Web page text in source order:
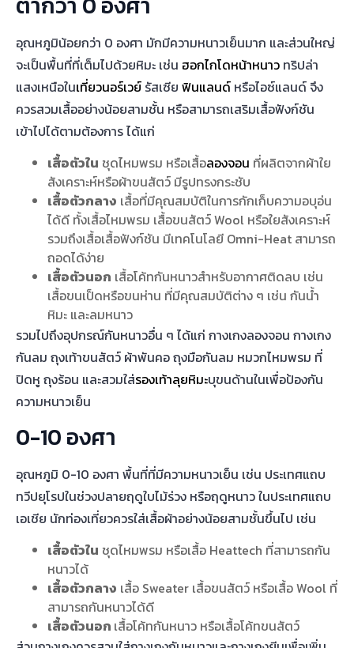
อุณหภูมิน้อยกว่า 0 องศา มักมีความหนาวเย็นมาก และส่วนใหญ่
จะเป็นพื้นที่ที่เต็มไปด้วยหิมะ เช่น ฮอกไกโดหน้าหนาว ทริปล่า
แสงเหนือในเที่ยวนอร์เวย์ รัสเซีย ฟินแลนด์ หรือไอซ์แลนด์ จึง
ควรสวมเสื้ออย่างน้อยสามชั้น หรือสามารถเสริมเสื้อฟังก์ชัน
เข้าไปได้ตามต้องการ ได้แก่
เสื้อตัวใน ชุดไหมพรม หรือเสื้อลองจอน ที่ผลิตจากผ้าใย
สังเคราะห์หรือผ้าขนสัตว์ มีรูปทรงกระชับ
เสื้อตัวกลาง เสื้อที่มีคุณสมบัติในการกักเก็บความอบุอ่น
ได้ดี ทั้งเสื้อไหมพรม เสื้อขนสัตว์ Wool หรือใยสังเคราะห์
รวมถึงเสื้อเสื้อฟังก์ชัน มีเทคโนโลยี Omni-Heat สามารถ
ถอดได้ง่าย
เสื้อตัวนอก เสื้อโค้ทกันหนาวสำหรับอากาศติดลบ เช่น
เสื้อขนเป็ดหรือขนห่าน ที่มีคุณสมบัติต่าง ๆ เช่น กันน้ำ
หิมะ และลมหนาว
รวมไปถึงอุปกรณ์กันหนาวอื่น ๆ ได้แก่ กางเกงลองจอน กางเกง
กันลม ถุงเท้าขนสัตว์ ผ้าพันคอ ถุงมือกันลม หมวกไหมพรม ที่
ปิดหู ถุงร้อน และสวมใส่รองเท้าลุยหิมะบุขนด้านในเพื่อป้องกัน
ความหนาวเย็น
0-10 องศา
อุณหภูมิ 0-10 องศา พื้นที่ที่มีความหนาวเย็น เช่น ประเทศแถบ
ทวีปยุโรปในช่วงปลายฤดูใบไม้ร่วง หรือฤดูหนาว ในประเทศแถบ
เอเชีย นักท่องเที่ยวควรใส่เสื้อผ้าอย่างน้อยสามชั้นขึ้นไป เช่น
เสื้อตัวใน ชุดไหมพรม หรือเสื้อ Heattech ที่สามารถกัน
หนาวได้
เสื้อตัวกลาง เสื้อ Sweater เสื้อขนสัตว์ หรือเสื้อ Wool ที่
สามารถกันหนาวได้ดี
เสื้อตัวนอก เสื้อโค้ทกันหนาว หรือเสื้อโค้ทขนสัตว์